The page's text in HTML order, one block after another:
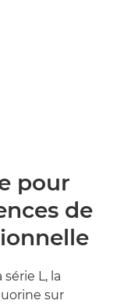
pour
de
L, la
sur